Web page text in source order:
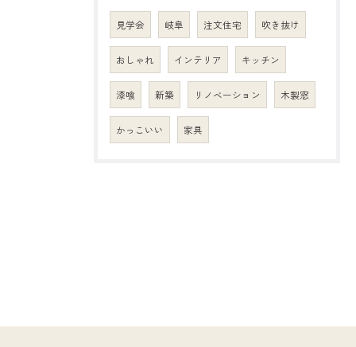
見学会 岐阜 注文住宅 吹き抜け
おしゃれ インテリア キッチン
漆喰 新築 リノベーション 木製窓
かっこいい 家具